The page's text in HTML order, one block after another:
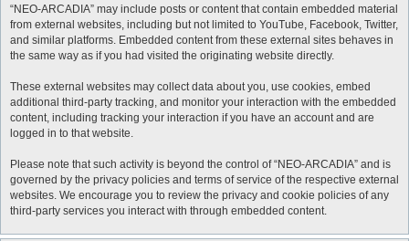
“NEO-ARCADIA” may include posts or content that contain embedded material
from external websites, including but not limited to YouTube, Facebook, Twitter,
and similar platforms. Embedded content from these external sites behaves in
the same way as if you had visited the originating website directly.
These external websites may collect data about you, use cookies, embed
additional third-party tracking, and monitor your interaction with the embedded
content, including tracking your interaction if you have an account and are
logged in to that website.
Please note that such activity is beyond the control of “NEO-ARCADIA” and is
governed by the privacy policies and terms of service of the respective external
websites. We encourage you to review the privacy and cookie policies of any
third-party services you interact with through embedded content.